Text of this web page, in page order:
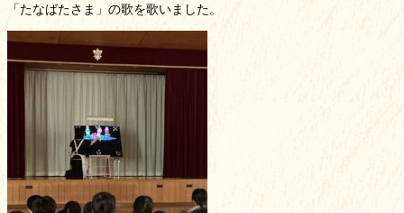
ブログ
プライバシーポリシー
お問い合わせ
「たなばたさま」の歌を歌いました。